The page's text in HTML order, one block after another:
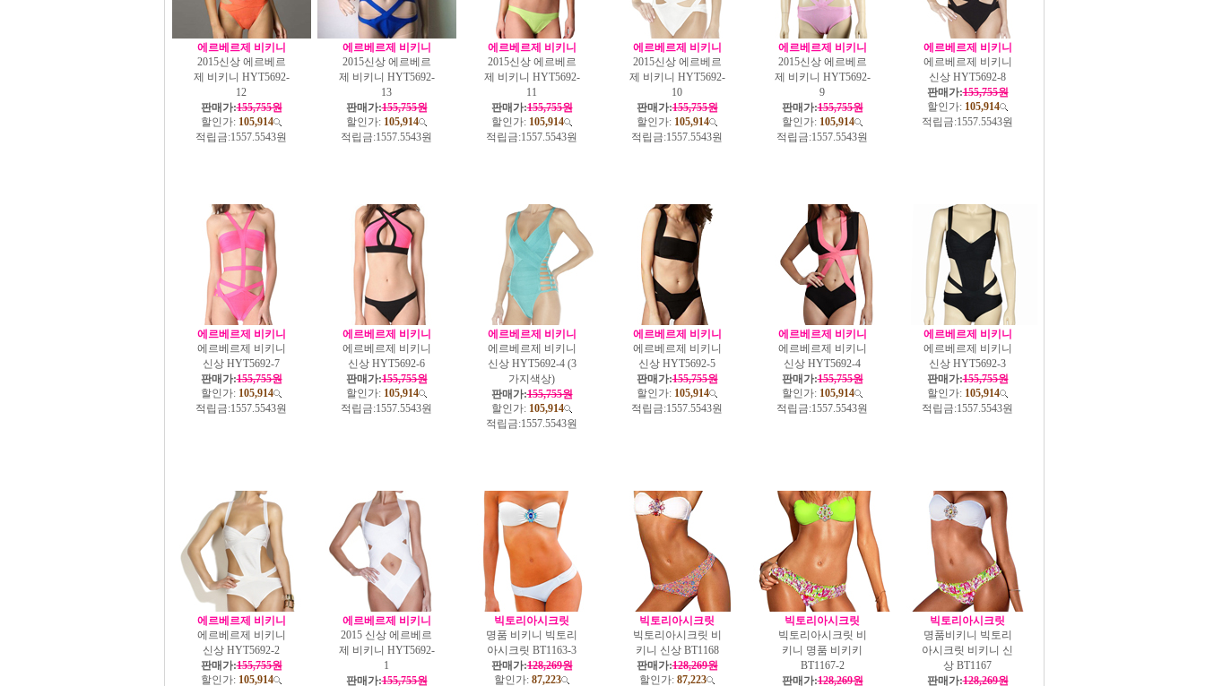
에르베르제 비키니
2015신상 에르베르
제 비키니 HYT5692-
12
판매가:155,755원
할인가: 105,914
적립금:1557.5543원
에르베르제 비키니
2015신상 에르베르
제 비키니 HYT5692-
13
판매가:155,755원
할인가: 105,914
적립금:1557.5543원
에르베르제 비키니
2015신상 에르베르
제 비키니 HYT5692-
11
판매가:155,755원
할인가: 105,914
적립금:1557.5543원
에르베르제 비키니
2015신상 에르베르
제 비키니 HYT5692-
10
판매가:155,755원
할인가: 105,914
적립금:1557.5543원
에르베르제 비키니
2015신상 에르베르
제 비키니 HYT5692-
9
판매가:155,755원
할인가: 105,914
적립금:1557.5543원
에르베르제 비키니
에르베르제 비키니
신상 HYT5692-8
판매가:155,755원
할인가: 105,914
적립금:1557.5543원
에르베르제 비키니
에르베르제 비키니
신상 HYT5692-7
판매가:155,755원
할인가: 105,914
적립금:1557.5543원
에르베르제 비키니
에르베르제 비키니
신상 HYT5692-6
판매가:155,755원
할인가: 105,914
적립금:1557.5543원
에르베르제 비키니
에르베르제 비키니
신상 HYT5692-4 (3
가지색상)
판매가:155,755원
할인가: 105,914
적립금:1557.5543원
에르베르제 비키니
에르베르제 비키니
신상 HYT5692-5
판매가:155,755원
할인가: 105,914
적립금:1557.5543원
에르베르제 비키니
에르베르제 비키니
신상 HYT5692-4
판매가:155,755원
할인가: 105,914
적립금:1557.5543원
에르베르제 비키니
에르베르제 비키니
신상 HYT5692-3
판매가:155,755원
할인가: 105,914
적립금:1557.5543원
에르베르제 비키니
에르베르제 비키니
신상 HYT5692-2
판매가:155,755원
할인가: 105,914
에르베르제 비키니
2015 신상 에르베르
제 비키니 HYT5692-
1
판매가:155,755원
빅토리아시크릿
명품 비키니 빅토리
아시크릿 BT1163-3
판매가:128,269원
할인가: 87,223
빅토리아시크릿
빅토리아시크릿 비
키니 신상 BT1168
판매가:128,269원
할인가: 87,223
빅토리아시크릿
빅토리아시크릿 비
키니 명품 비키키
BT1167-2
판매가:128,269원
빅토리아시크릿
명품비키니 빅토리
아시크릿 비키니 신
상 BT1167
판매가:128,269원